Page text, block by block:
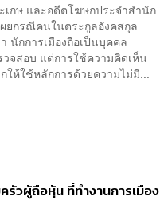
กษ และอดีตโฆษกประจำสำนัก
ยกรณีคนในตระกูลอังคสกุล
นักการเมืองถือเป็นบุคคล
จสอบ แต่การใช้ความคิดเห็น
ห้ใช้หลักการด้วยความไม่มี...
รัวผู้ถือหุ้น ที่ทำงานการเมือง